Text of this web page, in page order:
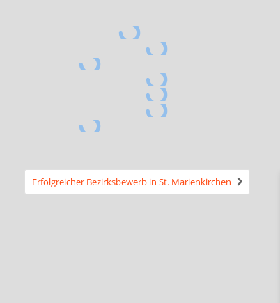
Erfolgreicher Bezirksbewerb in St. Marienkirchen